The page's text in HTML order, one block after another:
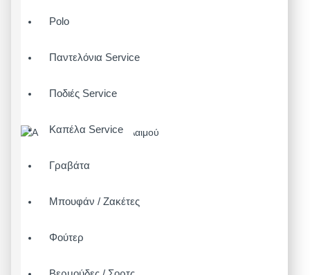
Polo
Παντελόνια Service
Ποδιές Service
Καπέλα Service
Γραβάτα
Μπουφάν / Ζακέτες
Φούτερ